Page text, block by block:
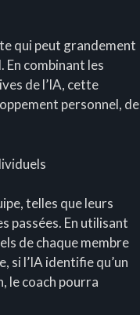
qui peut grandement
combinant les
de l’IA, cette
personnel, de
telles que leurs
passées. En utilisant
de chaque membre
si l’IA identifie qu’un
le coach pourra